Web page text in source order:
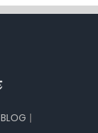
BLOG |